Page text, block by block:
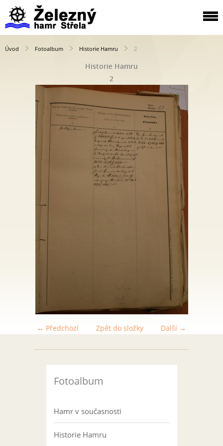
Úvod Fotoalbum Historie Hamru 2
Historie Hamru
2
← Předchozí Další →
Zpět do složky
Fotoalbum
Hamr v současnosti
Historie Hamru